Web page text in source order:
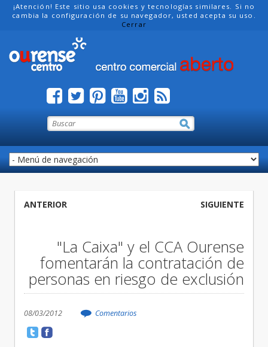
¡Atención! Este sitio usa cookies y tecnologías similares. Si no
cambia la configuración de su navegador, usted acepta su uso.
Cerrar
ANTERIOR SIGUIENTE
"La Caixa" y el CCA Ourense
fomentarán la contratación de
personas en riesgo de exclusión
08/03/2012 Comentarios